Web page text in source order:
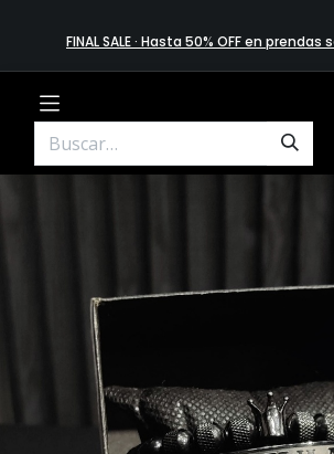
FINAL SALE · Hasta 50% OFF en